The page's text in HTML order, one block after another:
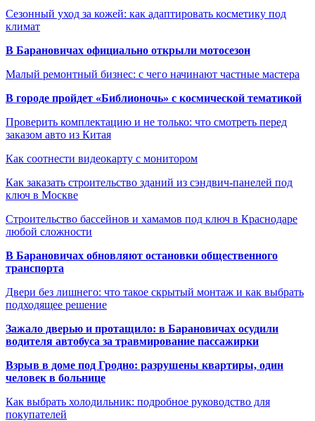
Сезонный уход за кожей: как адаптировать косметику под
климат
В Барановичах официально открыли мотосезон
Малый ремонтный бизнес: с чего начинают частные мастера
В городе пройдет «Библионочь» с космической тематикой
Проверить комплектацию и не только: что смотреть перед
заказом авто из Китая
Как соотнести видеокарту с монитором
Как заказать строительство зданий из сэндвич-панелей под
ключ в Москве
Строительство бассейнов и хамамов под ключ в Краснодаре
любой сложности
В Барановичах обновляют остановки общественного
транспорта
Двери без лишнего: что такое скрытый монтаж и как выбрать
подходящее решение
Зажало дверью и протащило: в Барановичах осудили
водителя автобуса за травмирование пассажирки
Взрыв в доме под Гродно: разрушены квартиры, один
человек в больнице
Как выбрать холодильник: подробное руководство для
покупателей